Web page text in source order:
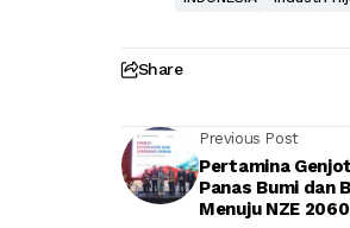
Indonesia
yang terintegrasi
akan
membuka akses
INDONESIA Industri